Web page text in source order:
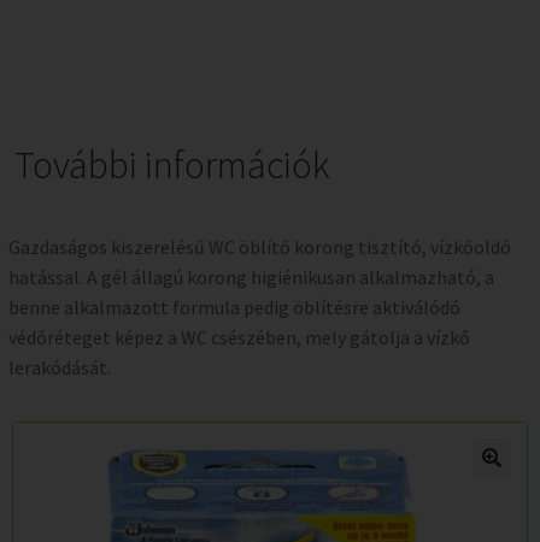
További információk
Gazdaságos kiszerelésű WC öblítő korong tisztító, vízkőoldó
hatással. A gél állagú korong higiénikusan alkalmazható, a
benne alkalmazott formula pedig öblítésre aktiválódó
védőréteget képez a WC csészében, mely gátolja a vízkő
lerakódását.